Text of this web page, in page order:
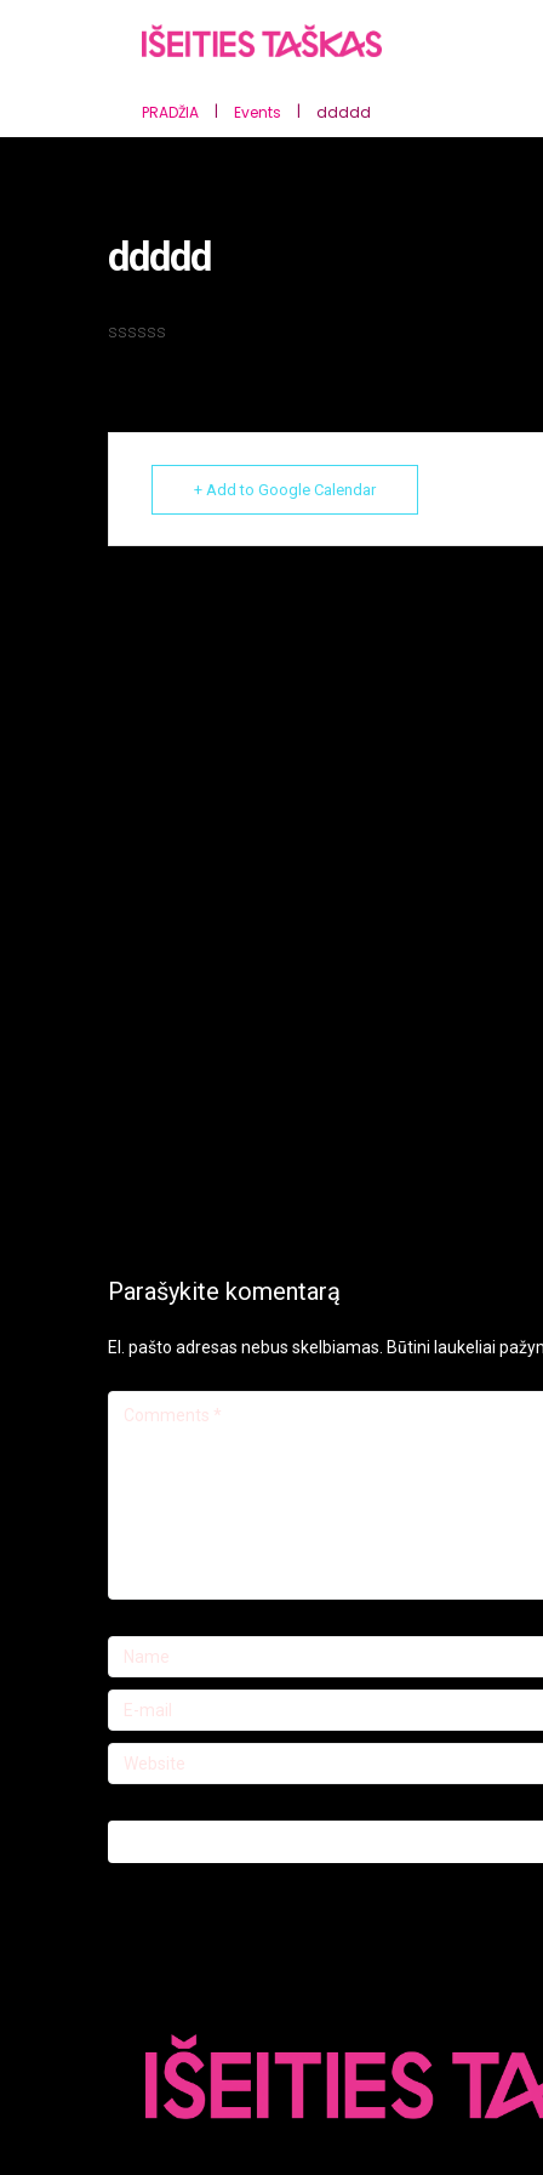
PRADŽIA | Events | ddddd
ddddd
ssssss
+ Add to Google Calendar
Parašykite komentarą
El. pašto adresas nebus skelbiamas. Būtini laukeliai